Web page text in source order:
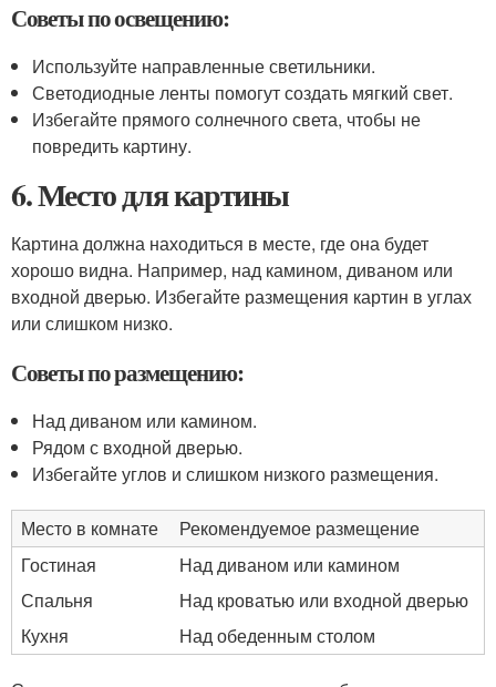
Советы по освещению:
Используйте направленные светильники.
Светодиодные ленты помогут создать мягкий свет.
Избегайте прямого солнечного света, чтобы не
повредить картину.
6. Место для картины
Картина должна находиться в месте, где она будет
хорошо видна. Например, над камином, диваном или
входной дверью. Избегайте размещения картин в углах
или слишком низко.
Советы по размещению:
Над диваном или камином.
Рядом с входной дверью.
Избегайте углов и слишком низкого размещения.
Место в комнате
Рекомендуемое размещение
Гостиная
Над диваном или камином
Спальня
Над кроватью или входной дверью
Кухня
Над обеденным столом